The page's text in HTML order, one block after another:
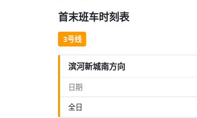
首末班车时刻表
3号线
滨河新城南方向
日期
全日